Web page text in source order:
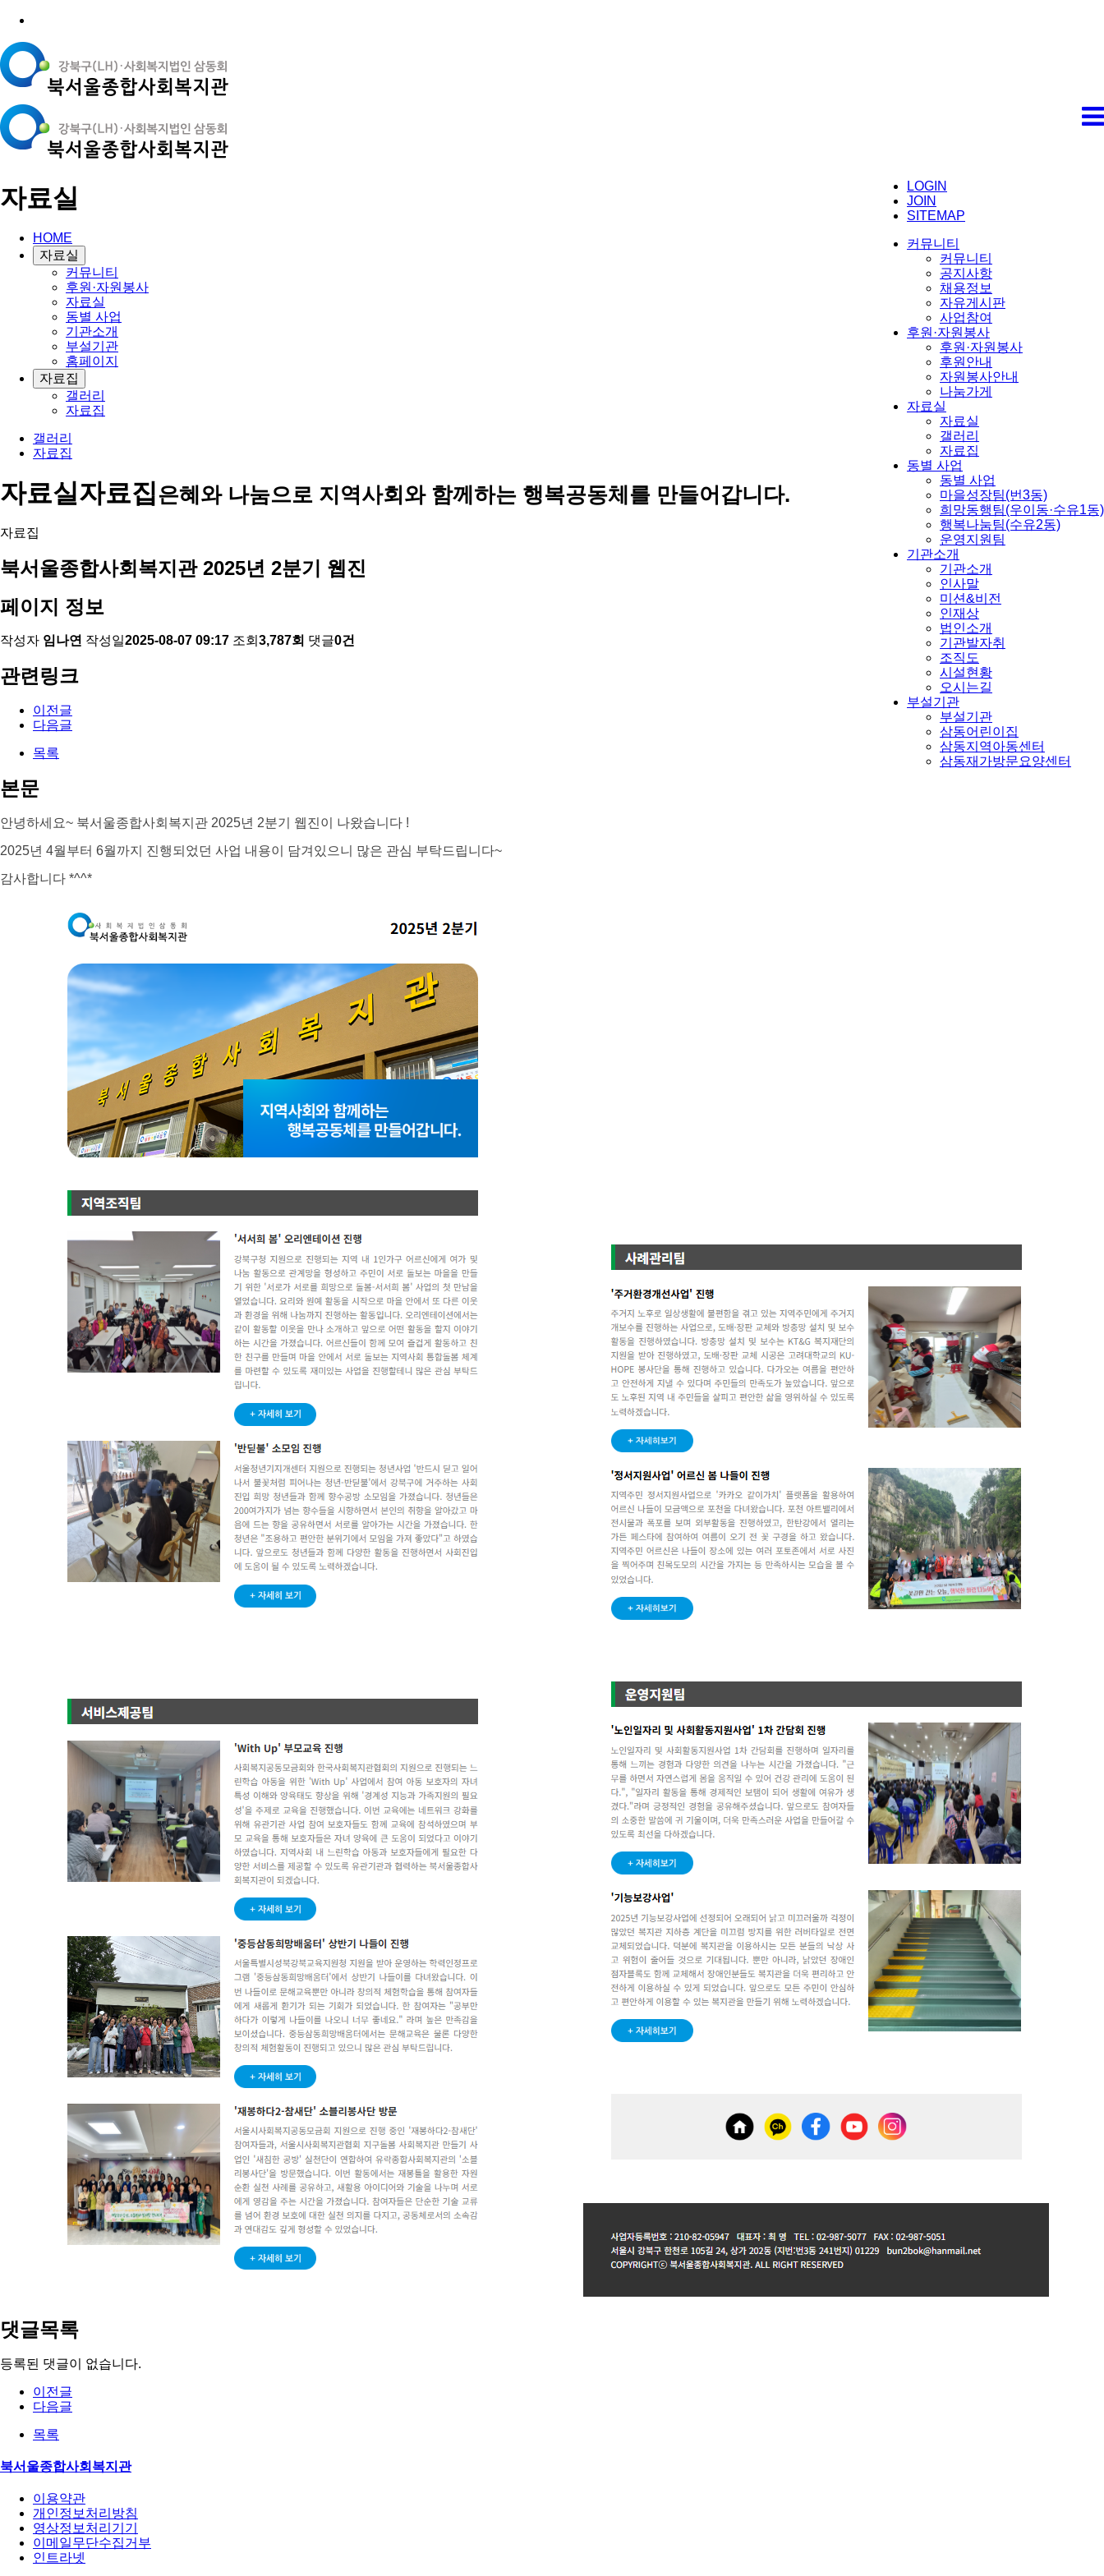
LOGIN
JOIN
SITEMAP
커뮤니티
커뮤니티
공지사항
채용정보
자유게시판
사업참여
후원·자원봉사
후원·자원봉사
후원안내
자원봉사안내
나눔가게
자료실
자료실
갤러리
자료집
동별 사업
동별 사업
마을성장팀(번3동)
희망동행팀(우이동·수유1동)
행복나눔팀(수유2동)
운영지원팀
기관소개
기관소개
인사말
미션&비전
인재상
법인소개
기관발자취
조직도
시설현황
오시는길
부설기관
부설기관
삼동어린이집
삼동지역아동센터
삼동재가방문요양센터
자료실
HOME
자료실
커뮤니티
후원·자원봉사
자료실
동별 사업
기관소개
부설기관
홈페이지
자료집
갤러리
자료집
갤러리
자료집
자료실자료집은혜와 나눔으로 지역사회와 함께하는 행복공동체를 만들어갑니다.
자료집
북서울종합사회복지관 2025년 2분기 웹진
페이지 정보
작성자 임나연 작성일2025-08-07 09:17 조회 3,787회 댓글0건
관련링크
이전글
다음글
목록
본문
안녕하세요~ 북서울종합사회복지관 2025년 2분기 웹진이 나왔습니다 !
2025년 4월부터 6월까지 진행되었던 사업 내용이 담겨있으니 많은 관심 부탁드립니다~
감사합니다 *^^*
댓글목록
등록된 댓글이 없습니다.
이전글
다음글
목록
북서울종합사회복지관
이용약관
개인정보처리방침
영상정보처리기기
이메일무단수집거부
인트라넷